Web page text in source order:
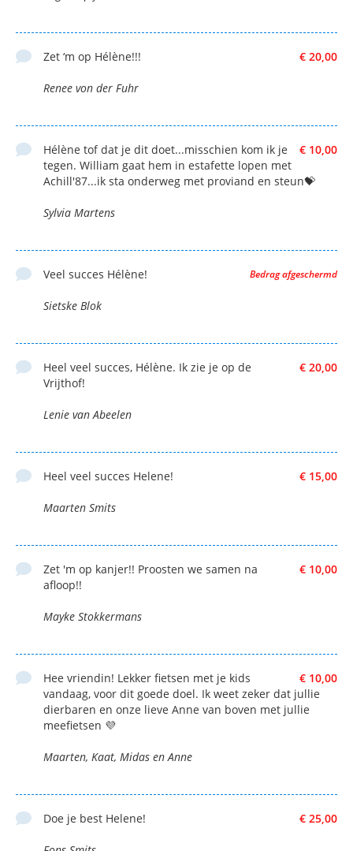
€ 20,00
Zet ‘m op Hélène!!!
Renee von der Fuhr
€ 10,00
Hélène tof dat je dit doet...misschien kom ik je
tegen. William gaat hem in estafette lopen met
Achill'87...ik sta onderweg met proviand en steun💝
Sylvia Martens
Bedrag afgeschermd
Veel succes Hélène!
Sietske Blok
€ 20,00
Heel veel succes, Hélène. Ik zie je op de
Vrijthof!
Lenie van Abeelen
€ 15,00
Heel veel succes Helene!
Maarten Smits
€ 10,00
Zet 'm op kanjer!! Proosten we samen na
afloop!!
Mayke Stokkermans
€ 10,00
Hee vriendin! Lekker fietsen met je kids
vandaag, voor dit goede doel. Ik weet zeker dat jullie
dierbaren en onze lieve Anne van boven met jullie
meefietsen 💜
Maarten, Kaat, Midas en Anne
€ 25,00
Doe je best Helene!